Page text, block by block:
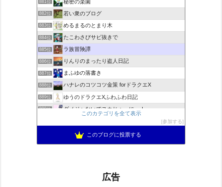
881位 秘密の楽園
882位 若い衆のブログ
883位 めるまるのとまり木
884位 たこわさびサビ抜きで
885位 ラ族冒険譚
886位 りんりのまったり盗人日記
887位 まふゆの落書き
888位 ハナレのコツコツ金策 forドラクエX
889位 ゆうのドラクエXふわふわ日記
890位 ダメジャないでスカじゃーにー！
不思議の国のドラクエ10ブログ2
このカテゴリを全て表示
参加する
このブログに投票する
広告